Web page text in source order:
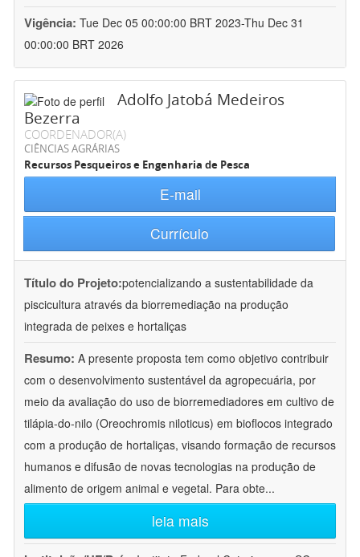
Vigência: Tue Dec 05 00:00:00 BRT 2023-Thu Dec 31
00:00:00 BRT 2026
Adolfo Jatobá Medeiros
Bezerra
COORDENADOR(A)
CIÊNCIAS AGRÁRIAS
Recursos Pesqueiros e Engenharia de Pesca
E-mail
Currículo
Título do Projeto:potencializando a sustentabilidade da
piscicultura através da biorremediação na produção
integrada de peixes e hortaliças
Resumo: A presente proposta tem como objetivo contribuir
com o desenvolvimento sustentável da agropecuária, por
meio da avaliação do uso de biorremediadores em cultivo de
tilápia-do-nilo (Oreochromis niloticus) em bioflocos integrado
com a produção de hortaliças, visando formação de recursos
humanos e difusão de novas tecnologias na produção de
alimento de origem animal e vegetal. Para obte...
leia mais